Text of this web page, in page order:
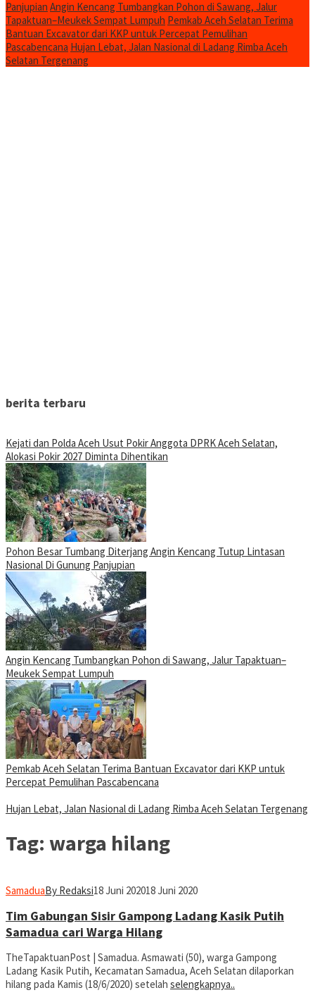
Panjupian Angin Kencang Tumbangkan Pohon di Sawang, Jalur
Tapaktuan–Meukek Sempat Lumpuh Pemkab Aceh Selatan Terima
Bantuan Excavator dari KKP untuk Percepat Pemulihan
Pascabencana Hujan Lebat, Jalan Nasional di Ladang Rimba Aceh
Selatan Tergenang
berita terbaru
Kejati dan Polda Aceh Usut Pokir Anggota DPRK Aceh Selatan,
Alokasi Pokir 2027 Diminta Dihentikan
Pohon Besar Tumbang Diterjang Angin Kencang Tutup Lintasan
Nasional Di Gunung Panjupian
Angin Kencang Tumbangkan Pohon di Sawang, Jalur Tapaktuan–
Meukek Sempat Lumpuh
Pemkab Aceh Selatan Terima Bantuan Excavator dari KKP untuk
Percepat Pemulihan Pascabencana
Hujan Lebat, Jalan Nasional di Ladang Rimba Aceh Selatan Tergenang
Tag: warga hilang
SamaduaBy Redaksi18 Juni 202018 Juni 2020
Tim Gabungan Sisir Gampong Ladang Kasik Putih
Samadua cari Warga Hilang
TheTapaktuanPost | Samadua. Asmawati (50), warga Gampong
Ladang Kasik Putih, Kecamatan Samadua, Aceh Selatan dilaporkan
hilang pada Kamis (18/6/2020) setelah selengkapnya..